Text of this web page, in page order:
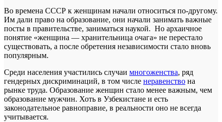
Во времена СССР к женщинам начали относиться по-другому.
Им дали право на образование, они начали занимать важные
посты в правительстве, заниматься наукой. Но архаичное
понятие «женщина — хранительница очага» не перестало
существовать, а после обретения независимости стало вновь
популярным.
Среди населения участились случаи многоженства, ряд
гендерных дискриминаций, в том числе неравенство на
рынке труда. Образование женщин стало менее важным, чем
образование мужчин. Хоть в Узбекистане и есть
законодательное равноправие, в реальности оно не всегда
учитывается.